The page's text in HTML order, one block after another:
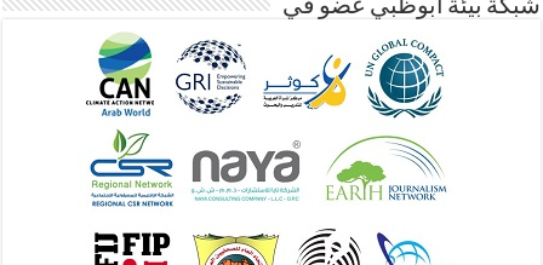
شبكة بيئة ابوظبي عضو في